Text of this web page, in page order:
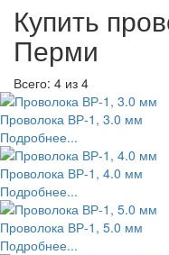
Купить
Перми
Всего: 4 из 4
Проволока ВР-1, 3.0 мм
Подробнее...
Проволока ВР-1, 4.0 мм
Подробнее...
Проволока ВР-1, 5.0 мм
Подробнее...